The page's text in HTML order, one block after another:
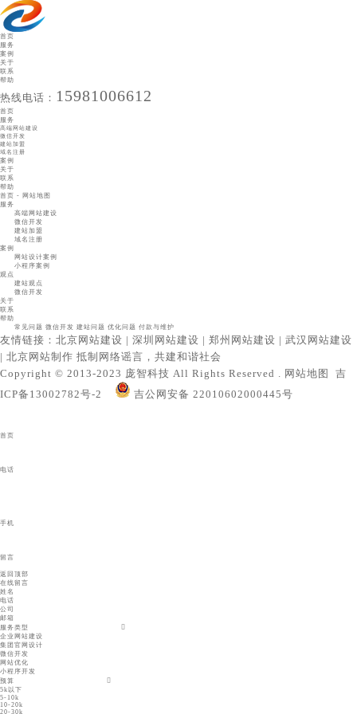
首页
服务
案例
关于
联系
帮助
热线电话： 15981006612
首页
服务
高端网站建设
微信开发
建站加盟
域名注册
案例
关于
联系
帮助
高端网站建设
微信开发
建站加盟
域名注册
高端网站建设
完善网站设计项目，不仅是打造视觉新体验，更在于创造用户体验和注重细节品质、打造行业标杆品牌形象，庞
智科技集策划、创意、产品设计、网络技术、传播推广于一体，提供线上线下融合服务解决方案，通过行业分析
和市场调研为网站进行互联网品牌定位，让您的品牌网站更有意义。
首页 - 网站地图
服务
高端网站建设
微信开发
建站加盟
域名注册
案例
网站设计案例
小程序案例
观点
建站观点
微信开发
关于
联系
帮助
常见问题 微信开发 建站问题 优化问题 付款与维护
友情链接： 北京网站建设 | 深圳网站建设 | 郑州网站建设 | 武汉网站建设
| 北京网站制作 抵制网络谣言，共建和谐社会
Copyright © 2013-2023 庞智科技 All Rights Reserved . 网站地图
吉
ICP备13002782号-2
吉公网安备 22010602000445号
首页
电话
手机
留言
返回顶部
在线留言
姓名
电话
公司
邮箱
服务类型
企业网站建设
集团官网设计
微信开发
网站优化
小程序开发
预算
5k以下
5-10k
10-20k
20-30k